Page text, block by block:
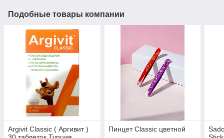
Подобные товары компании
Argivit Classic ( Аргивит )
Пинцет Classic цветной